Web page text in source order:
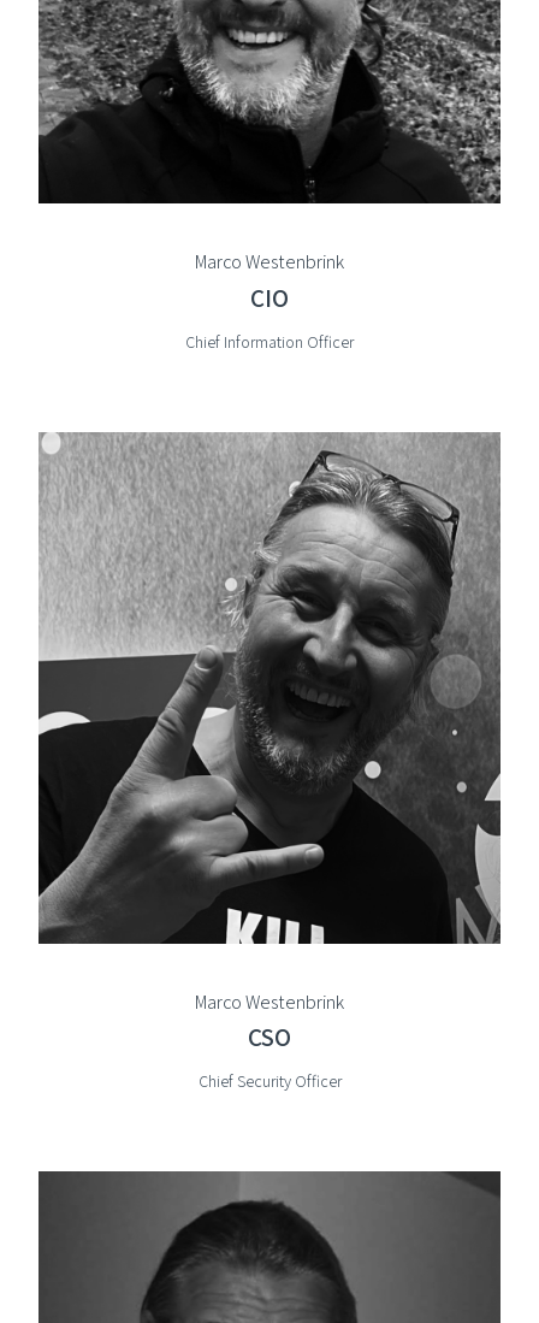
Marco Westenbrink
CIO
Chief Information Officer
Marco Westenbrink
CSO
Chief Security Officer